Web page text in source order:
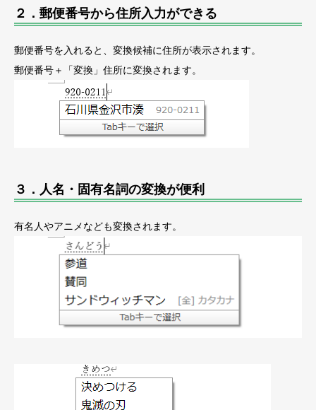
２．郵便番号から住所入力ができる
郵便番号を入れると、変換候補に住所が表示されます。
郵便番号＋「変換」住所に変換されます。
３．人名・固有名詞の変換が便利
有名人やアニメなども変換されます。